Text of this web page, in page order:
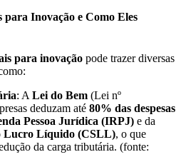
para Inovação e Como Eles
para inovação pode trazer diversas
: A Lei do Bem (Lei nº
deduzam até 80% das despesas
Pessoa Jurídica (IRPJ) e da
Lucro Líquido (CSLL), o que
da carga tributária. (fonte: